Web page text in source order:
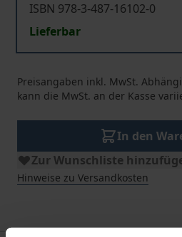
ISBN 978-3-487-16102-0
Lieferbar
Preisangaben inkl. MwSt.
kann die MwSt. an der Kasse
In den
Zur Wunschliste
Hinweise zu Versandkosten